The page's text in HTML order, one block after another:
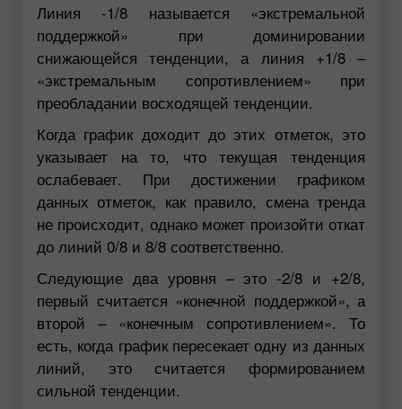
Линия -1/8 называется «экстремальной
поддержкой» при доминировании
снижающейся тенденции, а линия +1/8 –
«экстремальным сопротивлением» при
преобладании восходящей тенденции.
Когда график доходит до этих отметок, это
указывает на то, что текущая тенденция
ослабевает. При достижении графиком
данных отметок, как правило, смена тренда
не происходит, однако может произойти откат
до линий 0/8 и 8/8 соответственно.
Следующие два уровня – это -2/8 и +2/8,
первый считается «конечной поддержкой», а
второй – «конечным сопротивлением». То
есть, когда график пересекает одну из данных
линий, это считается формированием
сильной тенденции.